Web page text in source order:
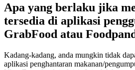
Apa yang berlaku jika
tersedia di aplikasi
GrabFood atau
Kadang-kadang, anda mungkin tidak
aplikasi penghantaran makanan/